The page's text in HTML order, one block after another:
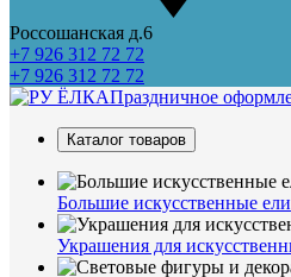
Россошанская д.6
+7 926 312 72 72
+7 926 312 72 72
Праздничное
Каталог товаров
Большие искусственные ели
Украшения для